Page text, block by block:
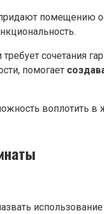
помещению
помогает
воплотить в